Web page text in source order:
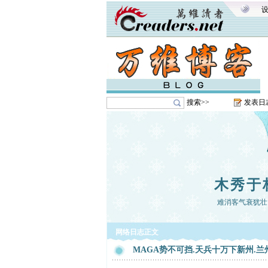
搜索>> 发表日
木秀于
难消客气衰犹
网络日志正文
MAGA势不可挡.天兵十万下新州.兰